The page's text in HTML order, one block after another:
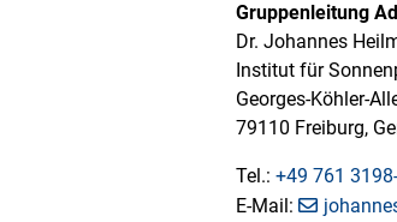
Gruppenleitung
Dr. Johannes
Institut für
Georges-Köhler-
79110 Freiburg,
Tel.: +49 761
E-Mail: